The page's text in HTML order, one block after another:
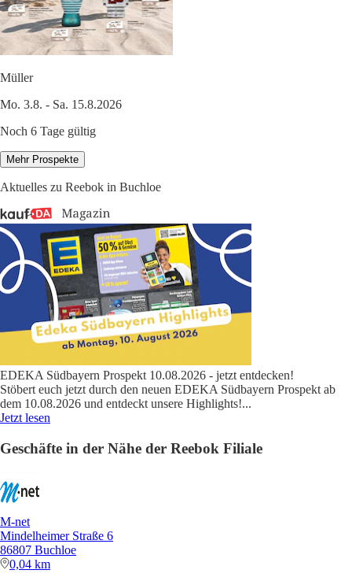
Müller
Mo. 3.8. - Sa. 15.8.2026
Noch 6 Tage gültig
Mehr Prospekte
Aktuelles zu Reebok in Buchloe
EDEKA Südbayern Prospekt 10.08.2026 - jetzt entdecken!
Stöbert euch jetzt durch den neuen EDEKA Südbayern Prospekt ab
dem 10.08.2026 und entdeckt unsere Highlights!...
Jetzt lesen
Geschäfte in der Nähe der Reebok Filiale
M-net
Mindelheimer Straße 6
86807 Buchloe
0,04 km